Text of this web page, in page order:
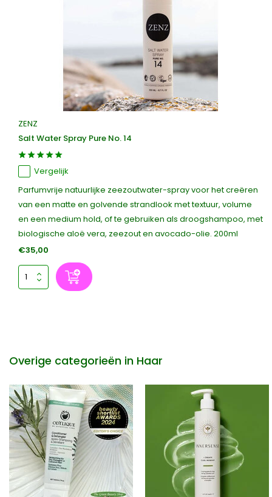
ZENZ
Salt Water Spray Pure No. 14
Vergelijk
Parfumvrije natuurlijke zeezoutwater-spray voor het creëren
van een matte en golvende strandlook met textuur, volume
en een medium hold, of te gebruiken als droogshampoo, met
biologische aloë vera, zeezout en avocado-olie. 200ml
€35,00
Overige categorieën in Haar